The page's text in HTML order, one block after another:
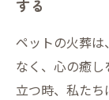
する
ペットの火葬
なく、心の癒
立つ時、私た